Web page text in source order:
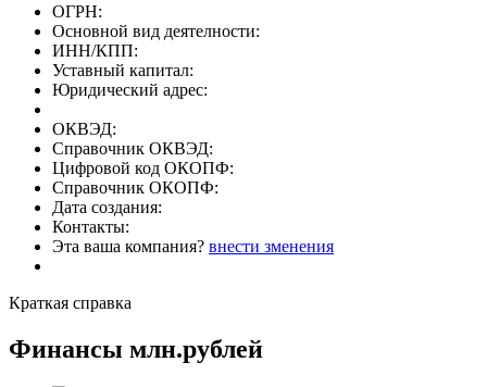
ОГРН:
Основной вид деятелности:
ИНН/КПП:
Уставный капитал:
Юридический адрес:
ОКВЭД:
Справочник ОКВЭД:
Цифровой код ОКОПФ:
Справочник ОКОПФ:
Дата создания:
Контакты:
Эта ваша компания? внести зменения
Краткая справка
Финансы млн.рублей